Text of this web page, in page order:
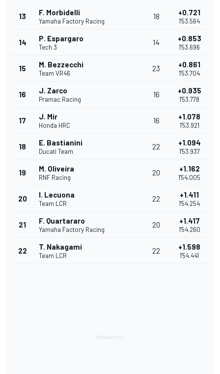
13 F. Morbidelli
Yamaha Factory Racing
18 +0.721
1'53.564
14 P. Espargaro
Tech 3
14 +0.853
1'53.696
15 M. Bezzecchi
Team VR46
23 +0.861
1'53.704
16 J. Zarco
Pramac Racing
16 +0.935
1'53.778
17 J. Mir
Honda HRC
16 +1.078
1'53.921
18 E. Bastianini
Ducati Team
22 +1.094
1'53.937
19 M. Oliveira
RNF Racing
20 +1.162
1'54.005
20 I. Lecuona
Team LCR
22 +1.411
1'54.254
21 F. Quartararo
Yamaha Factory Racing
20 +1.417
1'54.260
22 T. Nakagami
Team LCR
22 +1.598
1'54.441